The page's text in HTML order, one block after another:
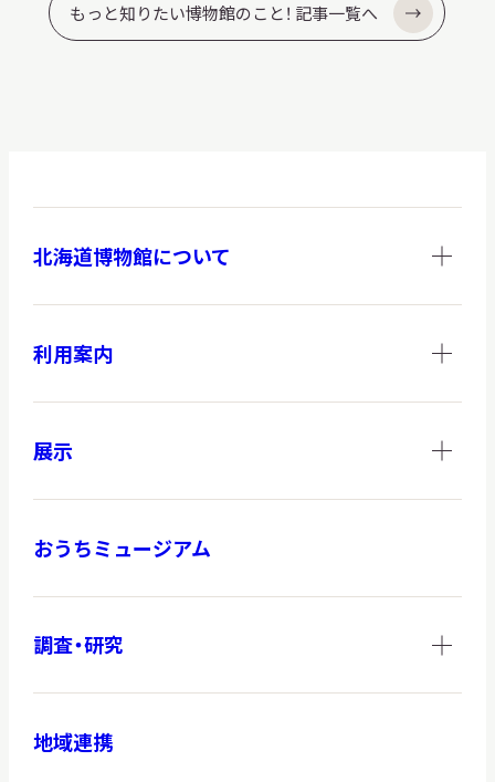
もっと知りたい博物館のこと！ 記事一覧へ
北海道博物館について
利用案内
展示
おうちミュージアム
調査・研究
地域連携